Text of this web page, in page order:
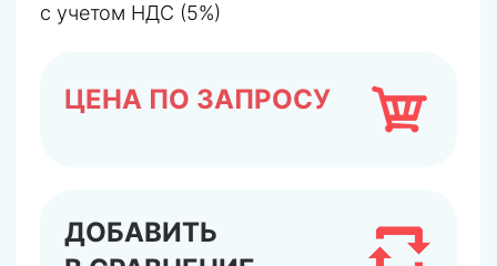
с учетом НДС (5%)
ЦЕНА ПО ЗАПРОСУ
ДОБАВИТЬ